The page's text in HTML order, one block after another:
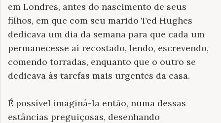
em Londres, antes do nascimento de seus
filhos, em que com seu marido Ted Hughes
dedicava um dia da semana para que cada um
permanecesse aí recostado, lendo, escrevendo,
comendo torradas, enquanto que o outro se
dedicava às tarefas mais urgentes da casa.
É possível imaginá-la então, numa dessas
estâncias preguiçosas, desenhando